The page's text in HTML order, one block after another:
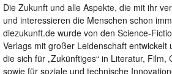
Die Zukunft und alle Aspekte, die mit ihr
und interessieren die Menschen schon
diezukunft.de wurde von den Science-
Verlags mit großer Leidenschaft entwickelt
die sich für „Zukünftiges“ in Literatur,
sowie für soziale und technische